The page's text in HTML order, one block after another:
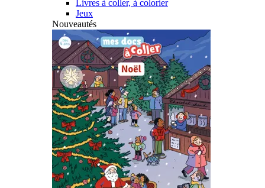
Livres à coller, à colorier
Jeux
Nouveautés